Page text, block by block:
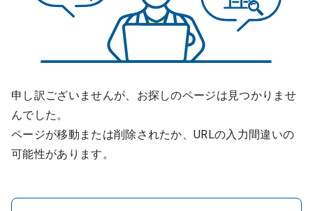
申し訳ございませんが、お探しのページは見つかりませ
んでした。
ページが移動または削除されたか、URLの入力間違いの
可能性があります。